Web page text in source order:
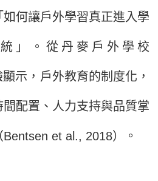
何讓戶外學習真正進入學
」。從丹麥戶外學校
顯示，戶外教育的制度化，
配置、人力支持與品質掌
et al., 2018）。